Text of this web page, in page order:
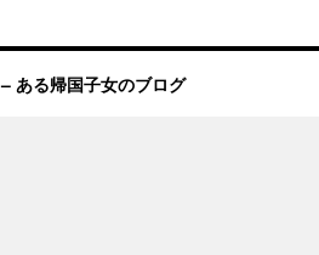
ある帰国子女のブログ